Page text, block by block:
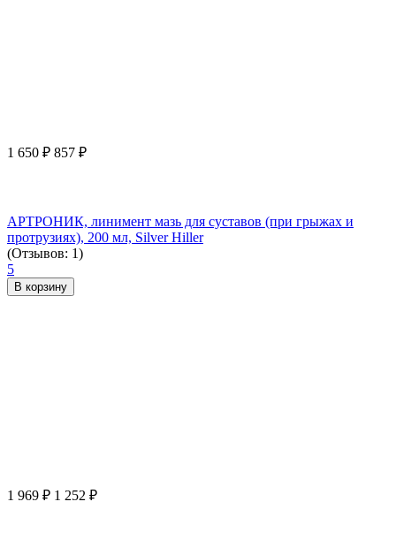
1 650 ₽ 857 ₽
АРТРОНИК, линимент мазь для суставов (при грыжах и
протрузиях), 200 мл, Silver Hiller
(Отзывов: 1)
5
В корзину
1 969 ₽ 1 252 ₽